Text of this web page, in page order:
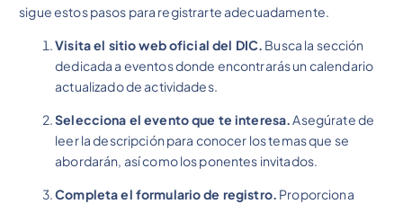
sigue estos pasos para registrarte adecuadamente.
Visita el sitio web oficial del DIC. Busca la sección
dedicada a eventos donde encontrarás un calendario
actualizado de actividades.
Selecciona el evento que te interesa.Asegúrate de
leer la descripción para conocer los temas que se
abordarán, así como los ponentes invitados.
Completa el formulario de registro. Proporciona